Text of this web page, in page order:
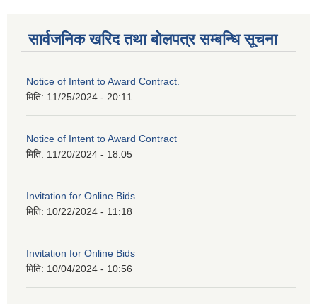
सार्वजनिक खरिद तथा बोलपत्र सम्बन्धि सूचना
Notice of Intent to Award Contract.
मिति: 11/25/2024 - 20:11
Notice of Intent to Award Contract
मिति: 11/20/2024 - 18:05
Invitation for Online Bids.
मिति: 10/22/2024 - 11:18
Invitation for Online Bids
मिति: 10/04/2024 - 10:56